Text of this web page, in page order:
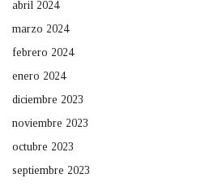
abril 2024
marzo 2024
febrero 2024
enero 2024
diciembre 2023
noviembre 2023
octubre 2023
septiembre 2023